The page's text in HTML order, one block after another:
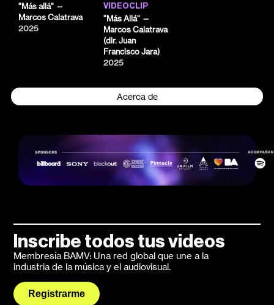
Acerca de
"Más allá" —
Marcos Calatrava
2025
VIDEOCLIP
"Más Allá" —
Marcos Calatrava
(dir. Juan
Francisco Jara)
2025
Inscribe todos tus videos
Membresía BAMV: Una red global que une a la
industria de la música y el audiovisual.
Registrarme